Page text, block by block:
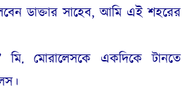
ডাক্তার সাহেব, আমি এই শহরের
মোরালেসকে একদিকে টানতে